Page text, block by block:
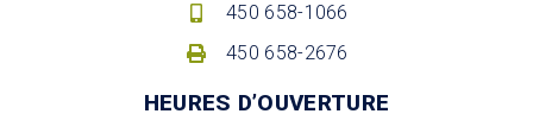
450 658-1066
450 658-2676
HEURES D’OUVERTURE